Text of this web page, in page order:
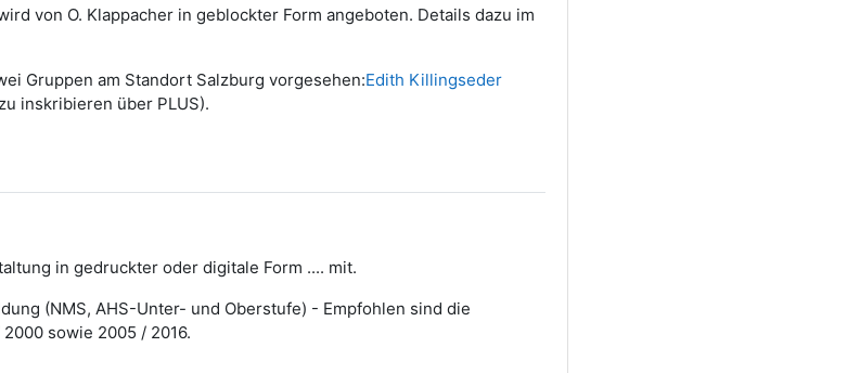
von O. Klappacher in geblockter Form angeboten. Details dazu im
Gruppen am Standort Salzburg vorgesehen:Edith Killingseder
inskribieren über PLUS).
in gedruckter oder digitale Form .... mit.
(NMS, AHS-Unter- und Oberstufe) - Empfohlen sind die
sowie 2005 / 2016.